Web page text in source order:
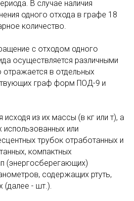
В случае наличия
одного отхода в графе 18
количество.
с отходом одного
осуществляется различными
отражается в отдельных
граф форм ПОД-9 и
исходя из их массы (в кг или т), а
использованных или
трубок отработанных и
компактных
(энергосберегающих)
содержащих ртуть,
(далее - шт.).